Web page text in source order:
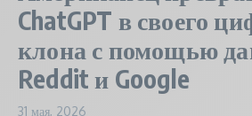
ChatGPT в своего
клона с помощью
Reddit и Google
31 мая, 2026